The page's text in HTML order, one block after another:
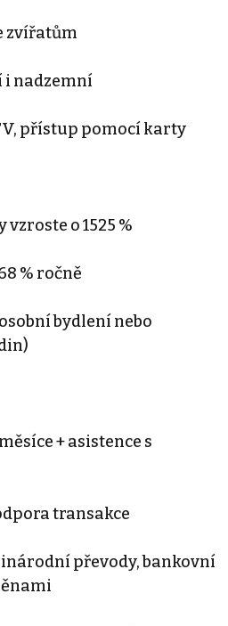
zvířatům
i nadzemní
přístup pomocí karty
o 1525 %
% ročně
bydlení nebo
+ asistence s
transakce
převody, bankovní